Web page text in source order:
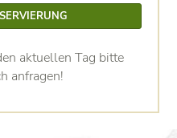
aktuellen Tag bitte
anfragen!